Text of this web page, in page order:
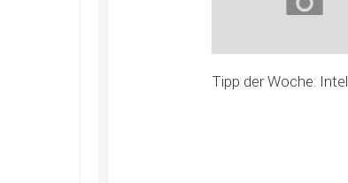
Tipp der Woche: Intel